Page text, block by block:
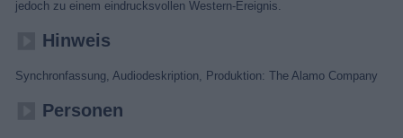
jedoch zu einem eindrucksvollen Western-Ereignis.
Hinweis
Synchronfassung, Audiodeskription, Produktion: The Alamo Company
Personen